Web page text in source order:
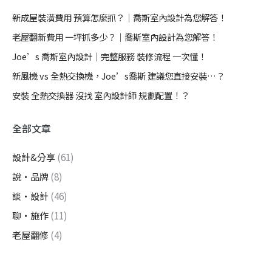
新成屋裝潢費用 預算怎麼抓？｜喬斯室內設計為您解答！
老屋翻新費用 一坪抓多少？｜喬斯室內設計為您解答！
Joe’s 喬斯室內設計｜完整服務 裝修流程 一次懂！
新風機 vs 全熱交換機，Joe’s喬斯 建議您直接安裝…？
安裝 全熱交換器 沒找 室內設計師 規劃配置！？
全部文章
設計&分享(61)
說・品牌(8)
談・設計(46)
聊・施作(11)
老屋翻修 (4)